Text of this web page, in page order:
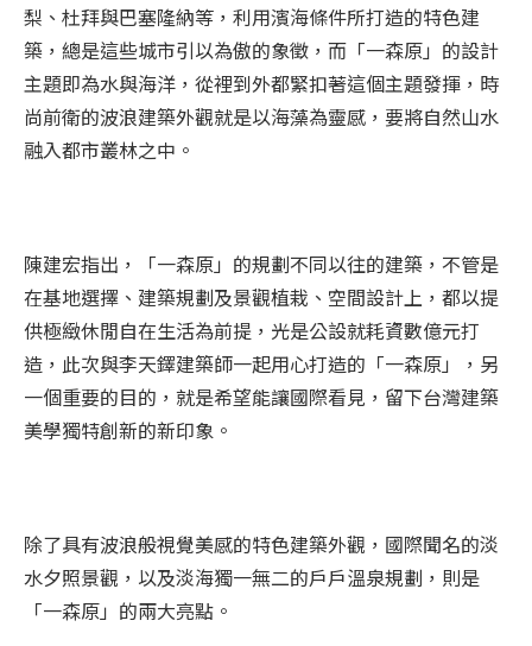
梨、杜拜與巴塞隆納等，利用濱海條件所打造的特色建
築，總是這些城市引以為傲的象徵，而「一森原」的設計
主題即為水與海洋，從裡到外都緊扣著這個主題發揮，時
尚前衛的波浪建築外觀就是以海藻為靈感，要將自然山水
融入都市叢林之中。
陳建宏指出，「一森原」的規劃不同以往的建築，不管是
在基地選擇、建築規劃及景觀植栽、空間設計上，都以提
供極緻休閒自在生活為前提，光是公設就耗資數億元打
造，此次與李天鐸建築師一起用心打造的「一森原」，另
一個重要的目的，就是希望能讓國際看見，留下台灣建築
美學獨特創新的新印象。
除了具有波浪般視覺美感的特色建築外觀，國際聞名的淡
水夕照景觀，以及淡海獨一無二的戶戶溫泉規劃，則是
「一森原」的兩大亮點。